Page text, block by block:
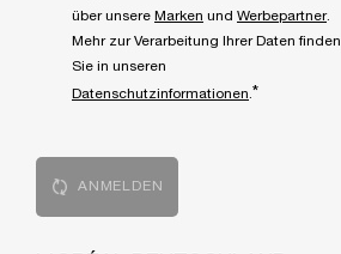
über unsere Marken und Werbepartner.
Mehr zur Verarbeitung Ihrer Daten finden
Sie in unseren
Datenschutzinformationen.*
ANMELDEN